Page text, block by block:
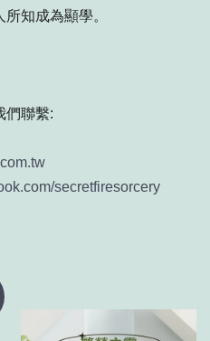
知成為顯學。
們聯繫:
secretfiresorcery